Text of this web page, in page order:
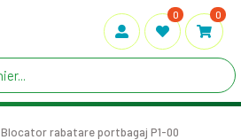
0 0
Blocator rabatare portbagaj P1-00